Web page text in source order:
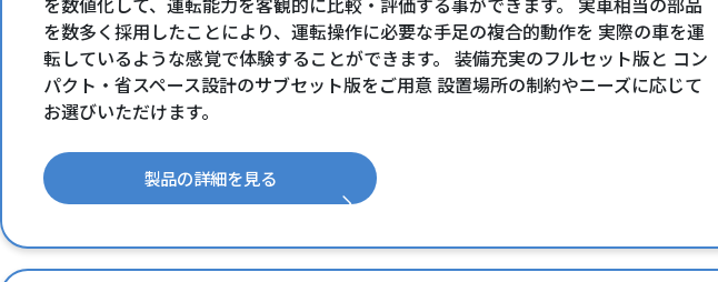
を数多く採用したことにより、運転操作に必要な手足の複合的動作を 実際の車を運
転しているような感覚で体験することができます。 装備充実のフルセット版と コン
パクト・省スペース設計のサブセット版をご用意 設置場所の制約やニーズに応じて
お選びいただけます。
製品の詳細を見る